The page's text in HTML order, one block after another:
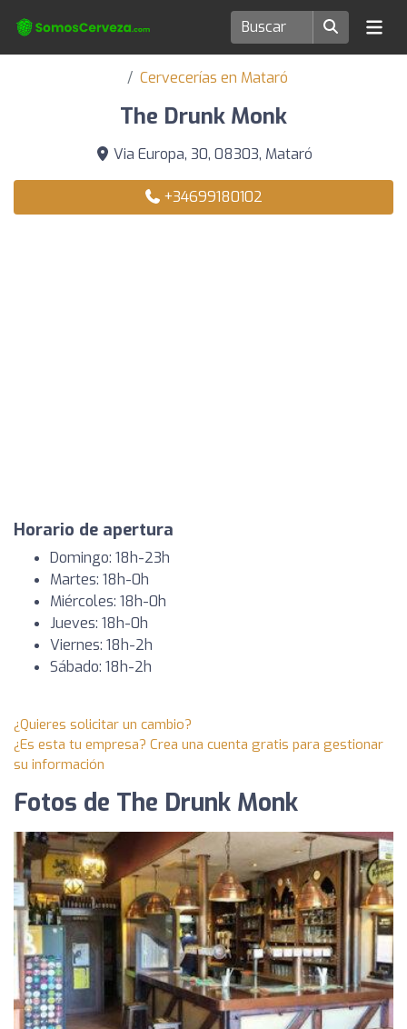
Cervecerías en Mataró
The Drunk Monk
Via Europa, 30, 08303, Mataró
+34699180102
Horario de apertura
Domingo: 18h-23h
Martes: 18h-0h
Miércoles: 18h-0h
Jueves: 18h-0h
Viernes: 18h-2h
Sábado: 18h-2h
¿Quieres solicitar un cambio?
¿Es esta tu empresa? Crea una cuenta gratis para gestionar
su información
Fotos de The Drunk Monk